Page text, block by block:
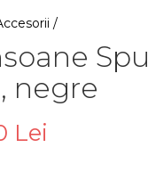
/
negre
Lei